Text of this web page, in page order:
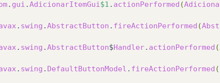
. gui .AdicionarItemGui $1 . actionPerformed (
. swing .AbstractButton . fireActionPerformed (
. swing .AbstractButton$Handler. actionPerformed (
. swing . DefaultButtonModel . fireActionPerformed (